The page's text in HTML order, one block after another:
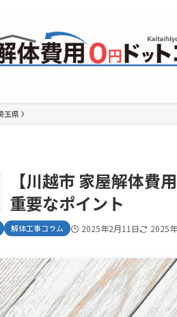
玉県
【川越市 家屋解体費
重要なポイント
解体工事コラム 2025年2月11日 2025